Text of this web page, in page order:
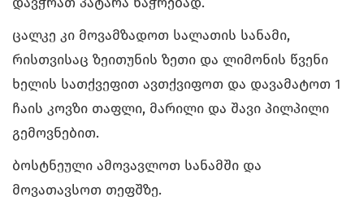
ცალკე კი მოვამზადოთ სალათის სანამი,
რისთვისაც ზეითუნის ზეთი და ლიმონის წვენი
ხელის სათქვეფით ავთქვიფოთ და დავამატოთ 1
ჩაის კოვზი თაფლი, მარილი და შავი პილპილი
გემოვნებით.
ბოსტნეული ამოვავლოთ სანამში და
მოვათავსოთ თეფშზე.